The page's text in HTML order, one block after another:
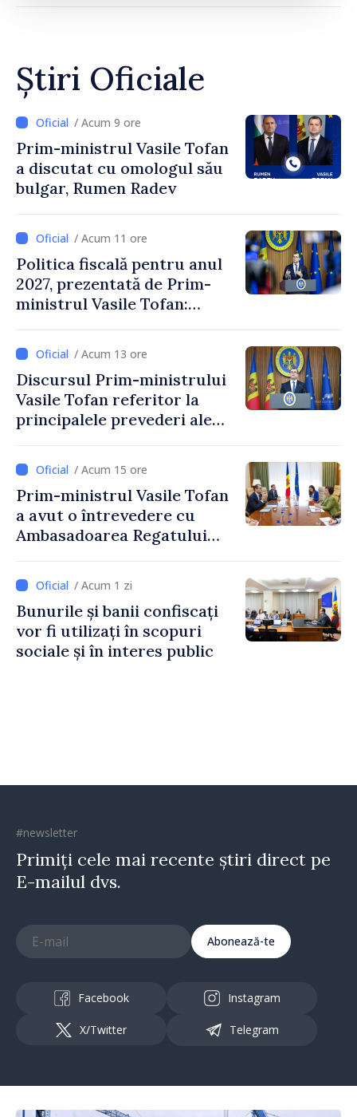
Știri Oficiale
/ Acum 9 ore
Prim-ministrul Vasile Tofan
a discutat cu omologul său
bulgar, Rumen Radev
/ Acum 11 ore
Politica fiscală pentru anul
2027, prezentată de Prim-
ministrul Vasile Tofan:
stimularea investițiilor și o
taxare mai echitabilă
/ Acum 13 ore
Discursul Prim-ministrului
Vasile Tofan referitor la
principalele prevederi ale
2027
/ Acum 15 ore
Prim-ministrul Vasile Tofan
a avut o întrevedere cu
Ambasadoarea Regatului
Irlandei de Nord, Fern
Horine / Acum 1 zi
Bunurile și banii confiscați
vor fi utilizați în scopuri
sociale și în interes public
#newsletter
Primiți cele mai recente știri direct pe
E-mailul dvs.
Abonează-te
Facebook Instagram
X/Twitter Telegram